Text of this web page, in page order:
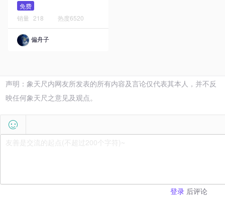
免费
销量 218 热度6520
偏舟子
声明：象天尺内网友所发表的所有内容及言论仅代表其本人，并不反
映任何象天尺之意见及观点。

登录 后评论